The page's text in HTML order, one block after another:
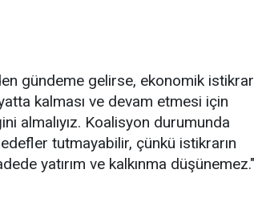
gündeme gelirse, ekonomik istikrar
kalması ve devam etmesi için
almalıyız. Koalisyon durumunda
tutmayabilir, çünkü istikrarın
yatırım ve kalkınma düşünemez."